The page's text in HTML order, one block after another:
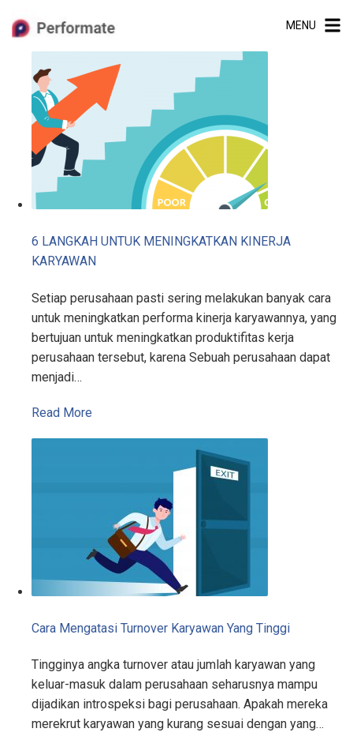
content
MENU
6 LANGKAH UNTUK MENINGKATKAN KINERJA
KARYAWAN
Setiap perusahaan pasti sering melakukan banyak cara
untuk meningkatkan performa kinerja karyawannya, yang
bertujuan untuk meningkatkan produktifitas kerja
perusahaan tersebut, karena Sebuah perusahaan dapat
menjadi…
Read More
Cara Mengatasi Turnover Karyawan Yang Tinggi
Tingginya angka turnover atau jumlah karyawan yang
keluar-masuk dalam perusahaan seharusnya mampu
dijadikan introspeksi bagi perusahaan. Apakah mereka
merekrut karyawan yang kurang sesuai dengan yang…